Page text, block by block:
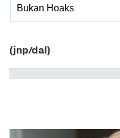
Bukan Hoaks
(jnp/dal)